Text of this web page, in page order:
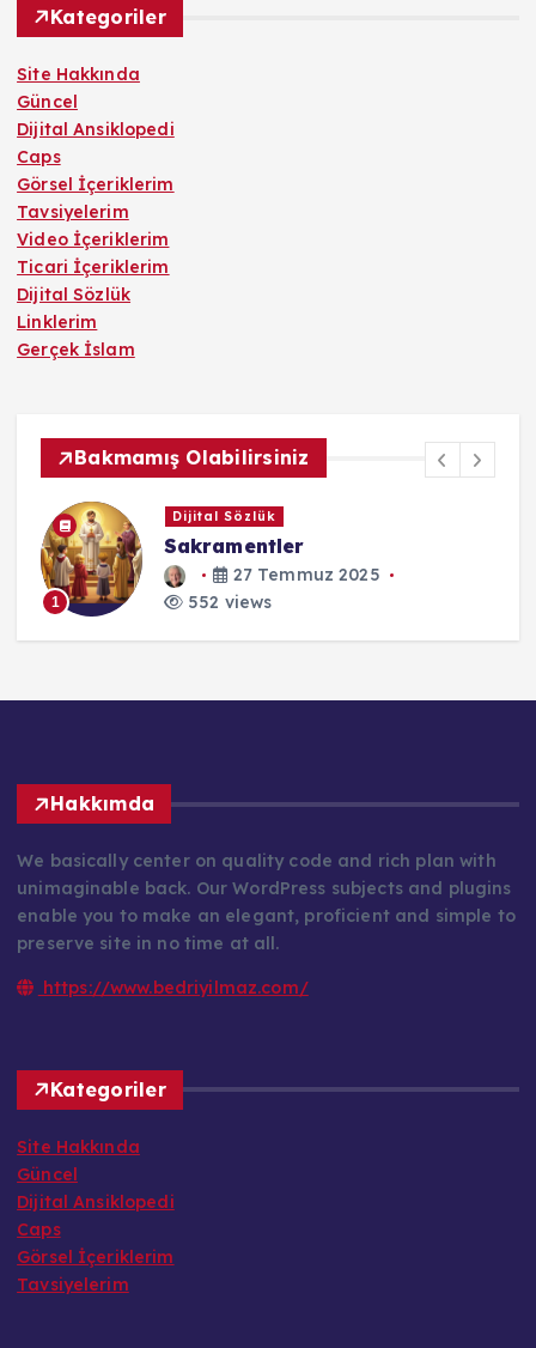
Kategoriler
Site Hakkında
Güncel
Dijital Ansiklopedi
Caps
Görsel İçeriklerim
Tavsiyelerim
Video İçeriklerim
Ticari İçeriklerim
Dijital Sözlük
Linklerim
Gerçek İslam
Bakmamış Olabilirsiniz
1
Dijital Sözlük
Sakramentler
27 Temmuz 2025
552 views
Hakkımda
We basically center on quality code and rich plan with
unimaginable back. Our WordPress subjects and plugins
enable you to make an elegant, proficient and simple to
preserve site in no time at all.
https://www.bedriyilmaz.com/
Kategoriler
Site Hakkında
Güncel
Dijital Ansiklopedi
Caps
Görsel İçeriklerim
Tavsiyelerim